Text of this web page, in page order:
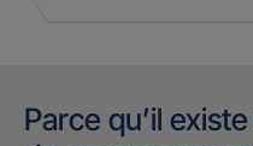
Parce qu’il existe